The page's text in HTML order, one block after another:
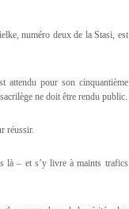
numéro deux de la Stasi, est
attendu pour son cinquantième
ne doit être rendu public.
réussir.
là – et s’y livre à maints trafics